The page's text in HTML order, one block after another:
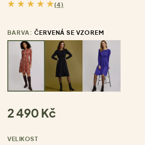
(4)
BARVA: ČERVENÁ SE VZOREM
2 490 Kč
VELIKOST